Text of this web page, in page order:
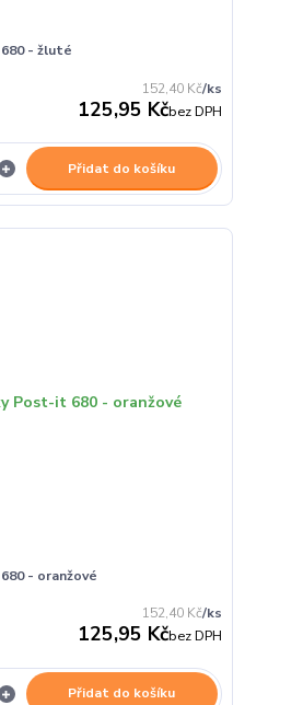
- žluté
152,40 Kč/ks
125,95 Kčbez DPH
Přidat do košíku
- oranžové
152,40 Kč/ks
125,95 Kčbez DPH
Přidat do košíku